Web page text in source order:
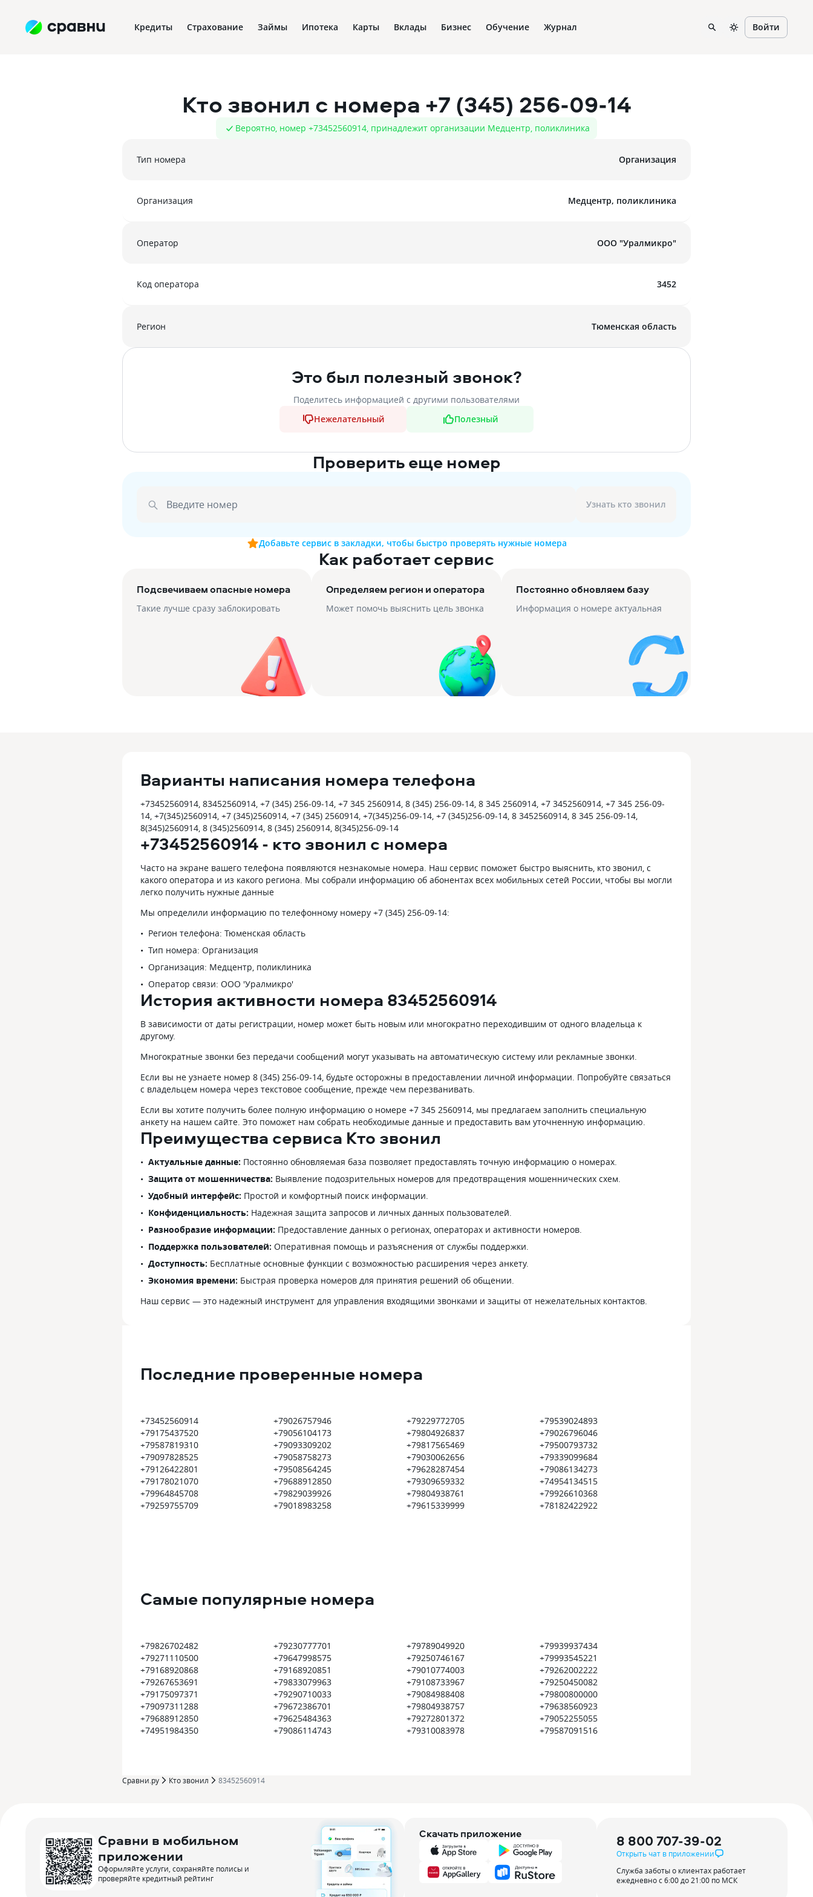
Кредиты Страхование Займы Ипотека Карты Вклады Бизнес Обучение Журнал Войти
Кто звонил с номера +7 (345) 256-09-14
Вероятно, номер +73452560914, принадлежит организации Медцентр, поликлиника
Тип номера Организация
Организация Медцентр, поликлиника
Оператор ООО "Уралмикро"
Код оператора 3452
Регион Тюменская область
Это был полезный звонок?
Поделитесь информацией с другими пользователями
Нежелательный
Полезный
Проверить еще номер
Введите номер Узнать кто звонил
Добавьте сервис в закладки, чтобы быстро проверять нужные номера
Как работает сервис
Подсвечиваем опасные номера
Такие лучше сразу заблокировать
Определяем регион и оператора
Может помочь выяснить цель звонка
Постоянно обновляем базу
Информация о номере актуальная
Варианты написания номера телефона
+73452560914, 83452560914, +7 (345) 256-09-14, +7 345 2560914, 8 (345) 256-09-14, 8 345 2560914, +7 3452560914, +7 345 256-09-
14, +7(345)2560914, +7 (345)2560914, +7 (345) 2560914, +7(345)256-09-14, +7 (345)256-09-14, 8 3452560914, 8 345 256-09-14,
8(345)2560914, 8 (345)2560914, 8 (345) 2560914, 8(345)256-09-14
+73452560914 - кто звонил с номера
Часто на экране вашего телефона появляются незнакомые номера. Наш сервис поможет быстро выяснить, кто звонил, с
какого оператора и из какого региона. Мы собрали информацию об абонентах всех мобильных сетей России, чтобы вы могли
легко получить нужные данные
Мы определили информацию по телефонному номеру +7 (345) 256-09-14:
Регион телефона: Тюменская область
Тип номера: Организация
Организация: Медцентр, поликлиника
Оператор связи: ООО 'Уралмикро'
История активности номера 83452560914
В зависимости от даты регистрации, номер может быть новым или многократно переходившим от одного владельца к
другому.
Многократные звонки без передачи сообщений могут указывать на автоматическую систему или рекламные звонки.
Если вы не узнаете номер 8 (345) 256-09-14, будьте осторожны в предоставлении личной информации. Попробуйте связаться
с владельцем номера через текстовое сообщение, прежде чем перезванивать.
Если вы хотите получить более полную информацию о номере +7 345 2560914, мы предлагаем заполнить специальную
анкету на нашем сайте. Это поможет нам собрать необходимые данные и предоставить вам уточненную информацию.
Преимущества сервиса Кто звонил
Актуальные данные: Постоянно обновляемая база позволяет предоставлять точную информацию о номерах.
Защита от мошенничества: Выявление подозрительных номеров для предотвращения мошеннических схем.
Удобный интерфейс: Простой и комфортный поиск информации.
Конфиденциальность: Надежная защита запросов и личных данных пользователей.
Разнообразие информации: Предоставление данных о регионах, операторах и активности номеров.
Поддержка пользователей: Оперативная помощь и разъяснения от службы поддержки.
Доступность: Бесплатные основные функции с возможностью расширения через анкету.
Экономия времени: Быстрая проверка номеров для принятия решений об общении.
Наш сервис — это надежный инструмент для управления входящими звонками и защиты от нежелательных контактов.
Последние проверенные номера
+73452560914
+79175437520
+79587819310
+79097828525
+79126422801
+79178021070
+79964845708
+79259755709
+79026757946
+79056104173
+79093309202
+79058758273
+79508564245
+79688912850
+79829039926
+79018983258
+79229772705
+79804926837
+79817565469
+79030062656
+79628287454
+79309659332
+79804938761
+79615339999
+79539024893
+79026796046
+79500793732
+79339099684
+79086134273
+74954134515
+79926610368
+78182422922
Самые популярные номера
+79826702482
+79271110500
+79168920868
+79267653691
+79175097371
+79097311288
+79688912850
+74951984350
+79230777701
+79647998575
+79168920851
+79833079963
+79290710033
+79672386701
+79625484363
+79086114743
+79789049920
+79250746167
+79010774003
+79108733967
+79084988408
+79804938757
+79272801372
+79310083978
+79939937434
+79993545221
+79262002222
+79250450082
+79800800000
+79638560923
+79052255055
+79587091516
Сравни.ру Кто звонил 83452560914
Сравни в мобильном
приложении
Оформляйте услуги, сохраняйте полисы и
проверяйте кредитный рейтинг
Скачать приложение 8 800 707-39-02
Открыть чат в приложении
Служба заботы о клиентах работает
ежедневно с 6:00 до 21:00 по МСК